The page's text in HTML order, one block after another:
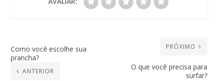
Como você escolhe sua
prancha?
ANTERIOR
PRÓXIMO
O que você precisa para
surfar?